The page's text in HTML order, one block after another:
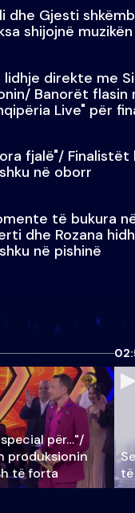
dhe Gjesti
shijojnë
lidhje direkte me
Banorët flasin
Live" për
fjalë"/ Finalistët
në oborr
të bukura
dhe Rozana
në pishinë
për…"/
produksionin
të forta